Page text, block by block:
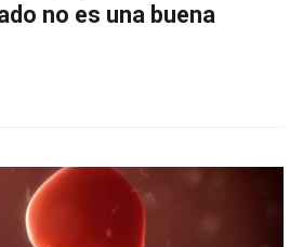
no es una buena